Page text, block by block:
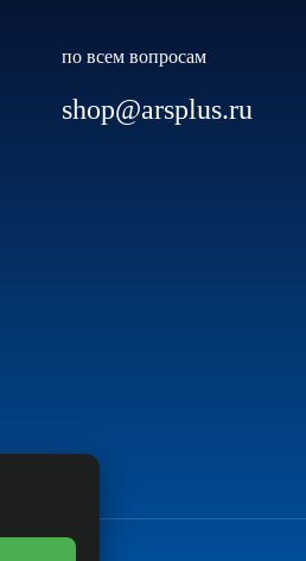
по всем вопросам
shop@arsplus.ru